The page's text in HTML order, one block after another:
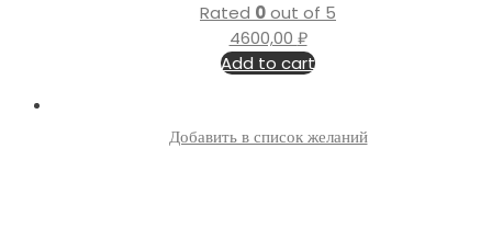
Rated 0out of 5
4600,00 ₽
Add to cart
Добавить в список желаний